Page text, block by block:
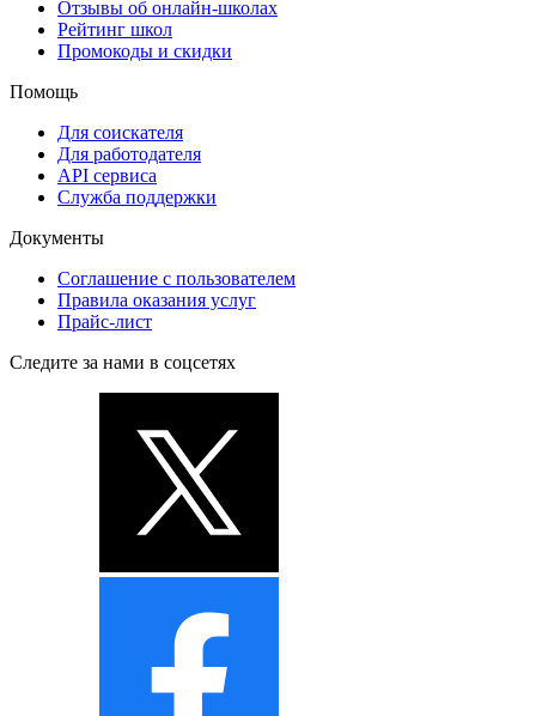
Отзывы об онлайн-школах
Рейтинг школ
Промокоды и скидки
Помощь
Для соискателя
Для работодателя
API сервиса
Служба поддержки
Документы
Соглашение с пользователем
Правила оказания услуг
Прайс-лист
Следите за нами в соцсетях